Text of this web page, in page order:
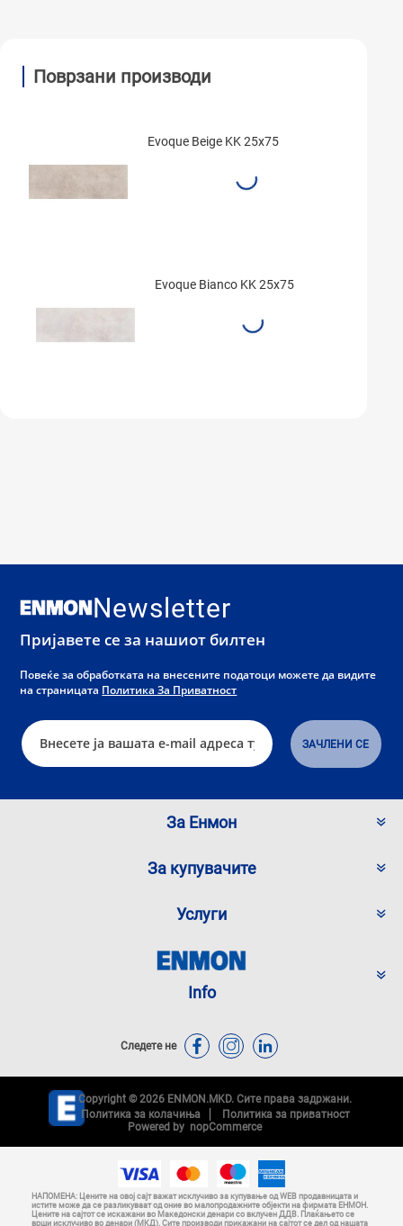
Поврзани производи
Evoque Beige KK 25x75
Evoque Bianco KK 25x75
Newsletter
Пријавете се за нашиот билтен
Повеќе за обработката на внесените податоци можете да видите
на страницата Политика За Приватност
За Енмон
За купувачите
Услуги
Info
Следете не
Copyright © 2026 ENMON.MKD. Сите права задржани.
Политика за колачиња
Политика за приватност
Powered by nopCommerce
НАПОМЕНА: Цените на овој сајт важат исклучиво за купување од WEB продавницата и
истите може да се разликуваат од оние во малопродажните објекти на фирмата ЕНМОН.
Цените на сајтот се искажани во Македонски денари со вклучен ДДВ. Плаќањето се
врши исклучиво во денари (МКД). Сите производи прикажани на сајтот се дел од нашата